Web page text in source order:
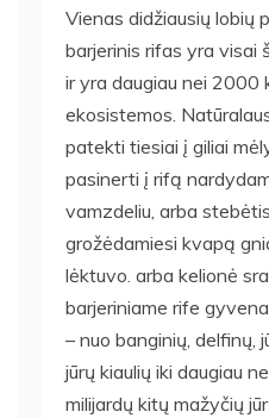
Vienas didžiausių lobių
barjerinis rifas yra visai
ir yra daugiau nei 2000
ekosistemos.
patekti tiesiai į giliai
pasinerti į rifą
vamzdeliu, arba
grožėdamiesi kvapą
lėktuvo. arba kelionė
barjeriniame rife
– nuo ​​banginių, delfinų,
jūrų kiaulių iki daugiau
milijardų kitų mažyčių